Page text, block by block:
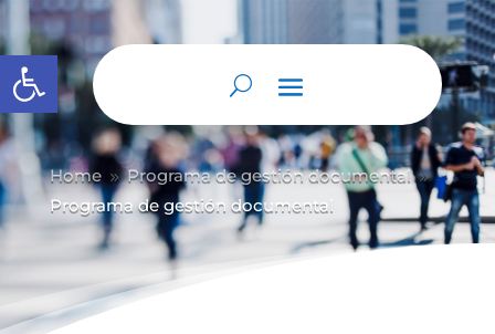
Abrir barra de herramientas
Home 9 Programa de gestión documental 9
Programa de gestión documental